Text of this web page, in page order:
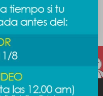
Puzzle Escandalosos
100pcs - diseño 2
$ 289